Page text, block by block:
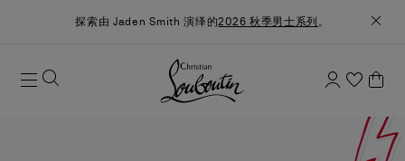
探索由 Jaden Smith 演绎的2026 秋季男士系列 。